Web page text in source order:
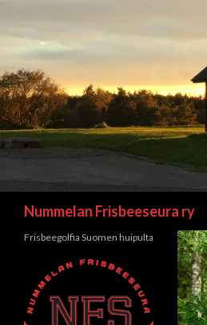
Nummelan Frisbeeseura ry
Frisbeegolfia Suomen huipulta